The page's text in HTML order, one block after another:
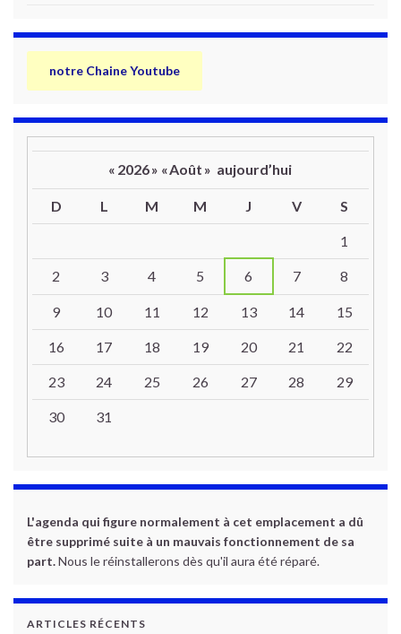
notre Chaine Youtube
« 2026» «Août » aujourd’hui
D L M M J V S
1
2 3 4 5 6 7 8
9 10 11 12 13 14 15
16 17 18 19 20 21 22
23 24 25 26 27 28 29
30 31
L'agenda qui figure normalement à cet emplacement a dû
être supprimé suite à un mauvais fonctionnement de sa
part.Nous le réinstallerons dès qu'il aura été réparé.
ARTICLES RÉCENTS